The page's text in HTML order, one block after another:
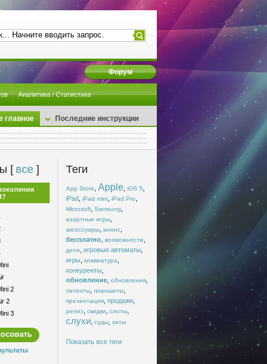
Форум
Аналитика / Статистика
главное Последние инструкции
[ все]
2
2
3
Теги
App Store Apple iOS 5
iPad iPad mini iPad Pro
Microsoft Samsung
азартные игры
аксессуары анонс
бесплатно возможности
дети игровые автоматы
игры клавиатура
конкуренты
обновление обновления
патенты планшеты
презентация продажи
релиз скидки слоты
слухи суды хиты
Показать все теги